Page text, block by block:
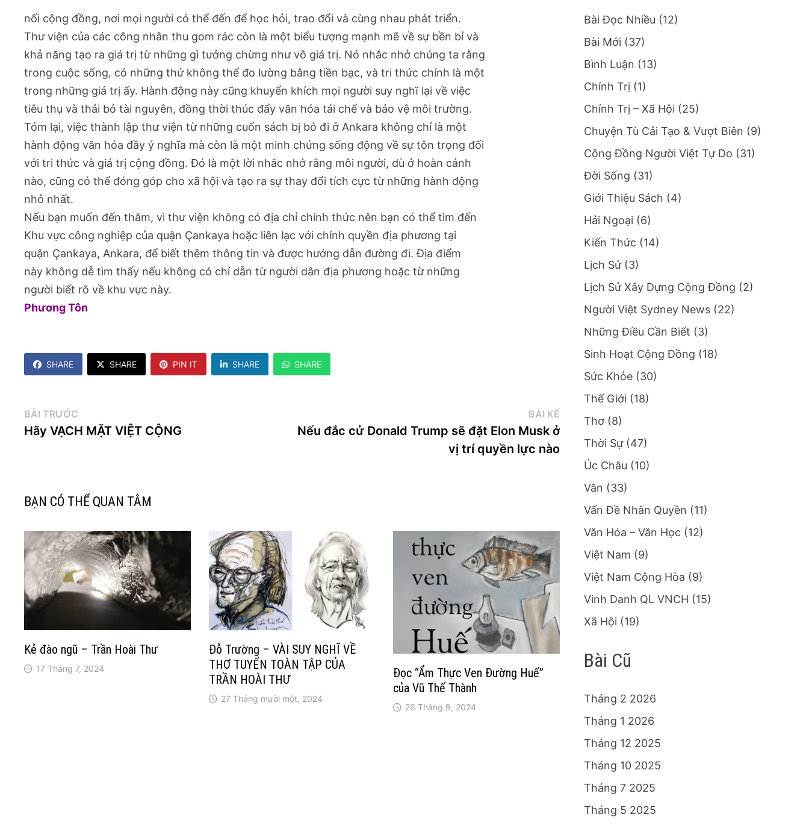
nối cộng đồng, nơi mọi người có thể đến để học hỏi, trao đổi và cùng nhau phát triển.
Thư viện của các công nhân thu gom rác còn là một biểu tượng mạnh mẽ về sự bền bỉ và
khả năng tạo ra giá trị từ những gì tưởng chừng như vô giá trị. Nó nhắc nhở chúng ta rằng
trong cuộc sống, có những thứ không thể đo lường bằng tiền bạc, và tri thức chính là một
trong những giá trị ấy. Hành động này cũng khuyến khích mọi người suy nghĩ lại về việc
tiêu thụ và thải bỏ tài nguyên, đồng thời thúc đẩy văn hóa tái chế và bảo vệ môi trường.
Tóm lại, việc thành lập thư viện từ những cuốn sách bị bỏ đi ở Ankara không chỉ là một
hành động văn hóa đầy ý nghĩa mà còn là một minh chứng sống động về sự tôn trọng đối
với tri thức và giá trị cộng đồng. Đó là một lời nhắc nhở rằng mỗi người, dù ở hoàn cảnh
nào, cũng có thể đóng góp cho xã hội và tạo ra sự thay đổi tích cực từ những hành động
nhỏ nhất.
Nếu bạn muốn đến thăm, vì thư viện không có địa chỉ chính thức nên bạn có thể tìm đến
Khu vực công nghiệp của quận Çankaya hoặc liên lạc với chính quyền địa phương tại
quận Çankaya, Ankara, để biết thêm thông tin và được hướng dẫn đường đi. Địa điểm
này không dễ tìm thấy nếu không có chỉ dẫn từ người dân địa phương hoặc từ những
người biết rõ về khu vực này.
Phương Tôn
SHARE SHARE PIN IT SHARE SHARE
Điều
hướng
BÀI TRƯỚC
trước:
Hãy VẠCH MẶT VIỆT CỘNG
BÀI KẾBài
kế:
Nếu đắc cử Donald Trump sẽ đặt Elon Musk ở
vị trí quyền lực nào
BẠN CÓ THỂ QUAN TÂM
Kẻ đào ngũ – Trần Hoài Thư
17 Tháng 7, 2024
Đỗ Trường – VÀI SUY NGHĨ VỀ
THƠ TUYỂN TOÀN TẬP CỦA
TRẦN HOÀI THƯ
27 Tháng mười một, 2024
Đọc “Ẩm Thực Ven Đường Huế”
của Vũ Thế Thành
26 Tháng 9, 2024
Bài Đọc Nhiều (12)
Bài Mới (37)
Bình Luận (13)
Chính Trị (1)
Chính Trị – Xã Hội (25)
Chuyện Tù Cải Tạo & Vượt Biên (9)
Cộng Đồng Người Việt Tự Do (31)
Đời Sống (31)
Giới Thiệu Sách (4)
Hải Ngoại (6)
Kiến Thức (14)
Lịch Sử(3)
Lịch Sử Xây Dựng Cộng Đồng (2)
Người Việt Sydney News(22)
Những Điều Cần Biết (3)
Sinh Hoạt Cộng Đồng (18)
Sức Khỏe(30)
Thế Giới (18)
Thơ(8)
Thời Sự(47)
Úc Châu (10)
Văn (33)
Vấn Đề Nhân Quyền (11)
Văn Hóa – Văn Học (12)
Việt Nam (9)
Việt Nam Cộng Hòa (9)
Vinh Danh QL VNCH (15)
Xã Hội (19)
Bài Cũ
Tháng 2 2026
Tháng 1 2026
Tháng 12 2025
Tháng 10 2025
Tháng 7 2025
Tháng 5 2025